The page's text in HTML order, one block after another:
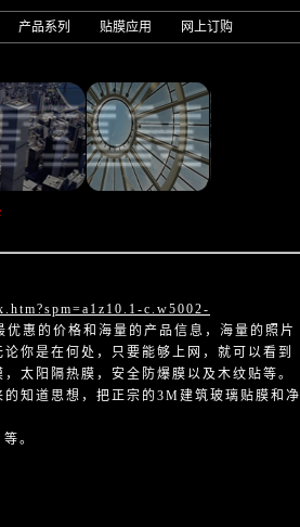
产品系列 贴膜应用 网上订购
c.w5002-
惠的价格和海量的产品信息，海量的照片
你是在何处，只要能够上网，就可以看到
太阳隔热膜，安全防爆膜以及木纹贴等。
知道思想，把正宗的3M建筑玻璃贴膜和净
。